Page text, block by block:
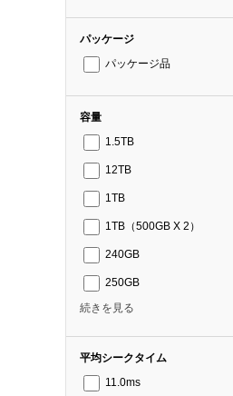
パッケージ
パッケージ品
容量
1.5TB
12TB
1TB
1TB（500GB X 2）
240GB
250GB
続きを見る
平均シークタイム
11.0ms